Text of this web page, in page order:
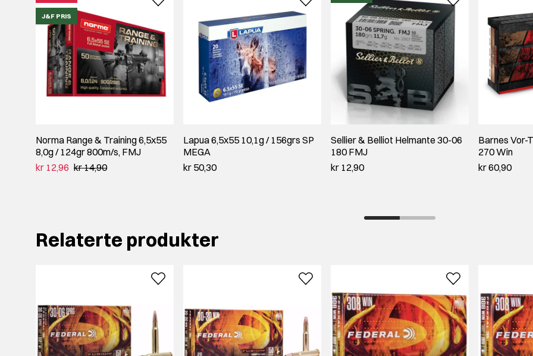
J&F PRIS
Norma Range & Training 6,5x55
8,0g / 124gr 800m/s, FMJ
kr 12,96 kr 14,90
Lapua 6,5x55 10,1g / 156grs SP
MEGA
kr 50,30
Sellier & Belliot Helmante 30-06
180 FMJ
kr 12,90
Barnes Vor-
270 Win
kr 60,90
Relaterte produkter